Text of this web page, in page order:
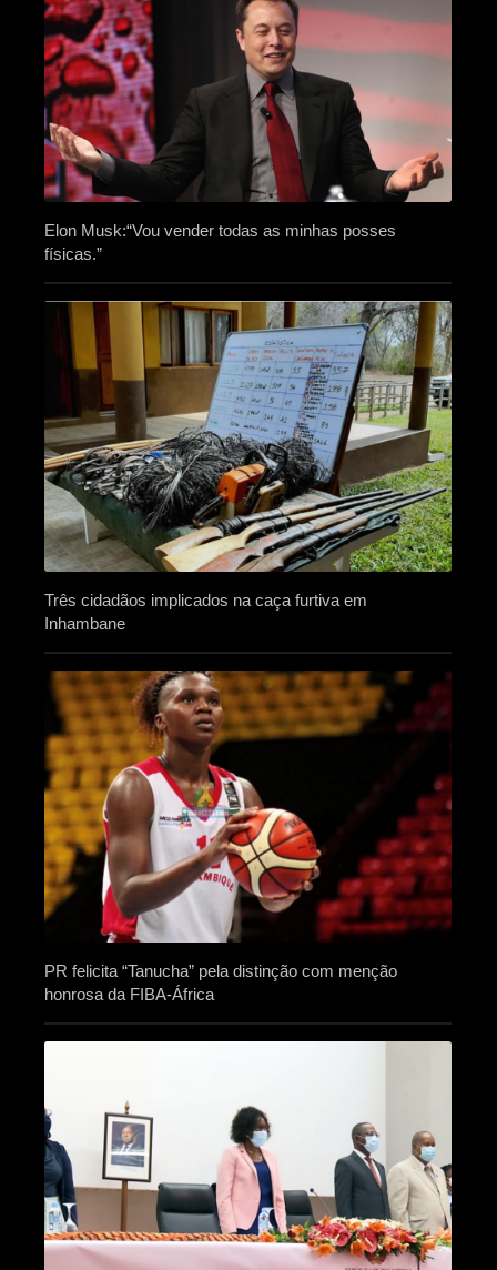
Elon Musk:“Vou vender todas as minhas posses
físicas.”
Três cidadãos implicados na caça furtiva em
Inhambane
PR felicita “Tanucha” pela distinção com menção
honrosa da FIBA-África